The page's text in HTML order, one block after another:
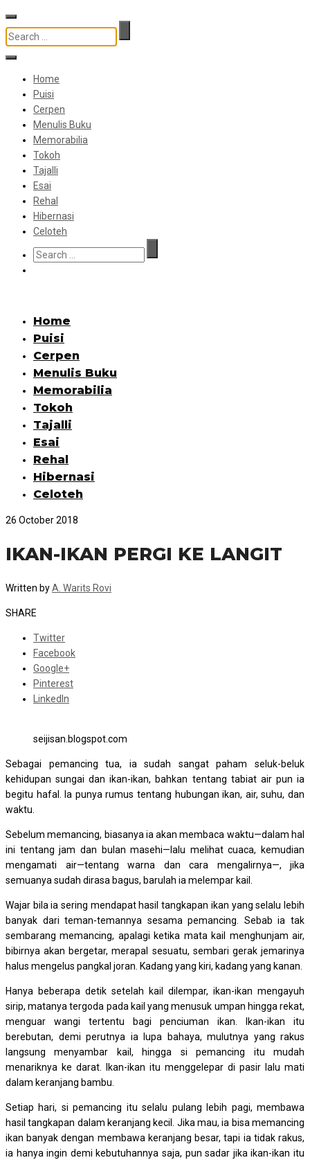
Home
Puisi
Cerpen
Menulis Buku
Memorabilia
Tokoh
Tajalli
Esai
Rehal
Hibernasi
Celoteh
Home
Puisi
Cerpen
Menulis Buku
Memorabilia
Tokoh
Tajalli
Esai
Rehal
Hibernasi
Celoteh
26 October 2018
IKAN-IKAN PERGI KE LANGIT
Written byA. Warits Rovi
SHARE
Twitter
Facebook
Google+
Pinterest
LinkedIn
seijisan.blogspot.com
Sebagai pemancing tua, ia sudah sangat paham seluk-beluk
kehidupan sungai dan ikan-ikan, bahkan tentang tabiat air pun ia
begitu hafal. Ia punya rumus tentang hubungan ikan, air, suhu, dan
waktu.
Sebelum memancing, biasanya ia akan membaca waktu—dalam hal
ini tentang jam dan bulan masehi—lalu melihat cuaca, kemudian
mengamati air—tentang warna dan cara mengalirnya—, jika
semuanya sudah dirasa bagus, barulah ia melempar kail.
Wajar bila ia sering mendapat hasil tangkapan ikan yang selalu lebih
banyak dari teman-temannya sesama pemancing. Sebab ia tak
sembarang memancing, apalagi ketika mata kail menghunjam air,
bibirnya akan bergetar, merapal sesuatu, sembari gerak jemarinya
halus mengelus pangkal joran. Kadang yang kiri, kadang yang kanan.
Hanya beberapa detik setelah kail dilempar, ikan-ikan mengayuh
sirip, matanya tergoda pada kail yang menusuk umpan hingga rekat,
menguar wangi tertentu bagi penciuman ikan. Ikan-ikan itu
berebutan, demi perutnya ia lupa bahaya, mulutnya yang rakus
langsung menyambar kail, hingga si pemancing itu mudah
menariknya ke darat. Ikan-ikan itu menggelepar di pasir lalu mati
dalam keranjang bambu.
Setiap hari, si pemancing itu selalu pulang lebih pagi, membawa
hasil tangkapan dalam keranjang kecil. Jika mau, ia bisa memancing
ikan banyak dengan membawa keranjang besar, tapi ia tidak rakus,
ia hanya ingin demi kebutuhannya saja, pun sadar jika ikan-ikan itu